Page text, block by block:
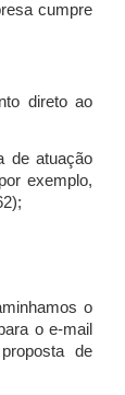
cumpre
direto ao
atuação
exemplo,
o
o e-mail
de